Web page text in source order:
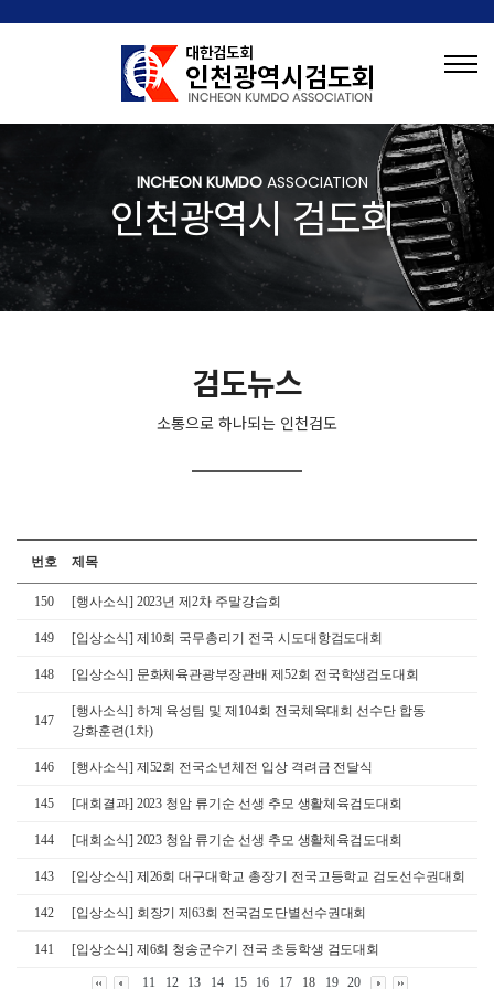
INCHEON KUMDOASSOCIATION
인천광역시 검도회
검도뉴스
소통으로 하나되는 인천검도
번호 제목
150 [행사소식] 2023년 제2차 주말강습회
149 [입상소식] 제10회 국무총리기 전국 시도대항검도대회
148 [입상소식] 문화체육관광부장관배 제52회 전국학생검도대회
147
[행사소식] 하계 육성팀 및 제104회 전국체육대회 선수단 합동
강화훈련(1차)
146 [행사소식] 제52회 전국소년체전 입상 격려금 전달식
145 [대회결과] 2023 청암 류기순 선생 추모 생활체육검도대회
144 [대회소식] 2023 청암 류기순 선생 추모 생활체육검도대회
143 [입상소식] 제26회 대구대학교 총장기 전국고등학교 검도선수권대회
142 [입상소식] 회장기 제63회 전국검도단별선수권대회
141 [입상소식] 제6회 청송군수기 전국 초등학생 검도대회
11 12 13 14 15 16 17 18 19 20